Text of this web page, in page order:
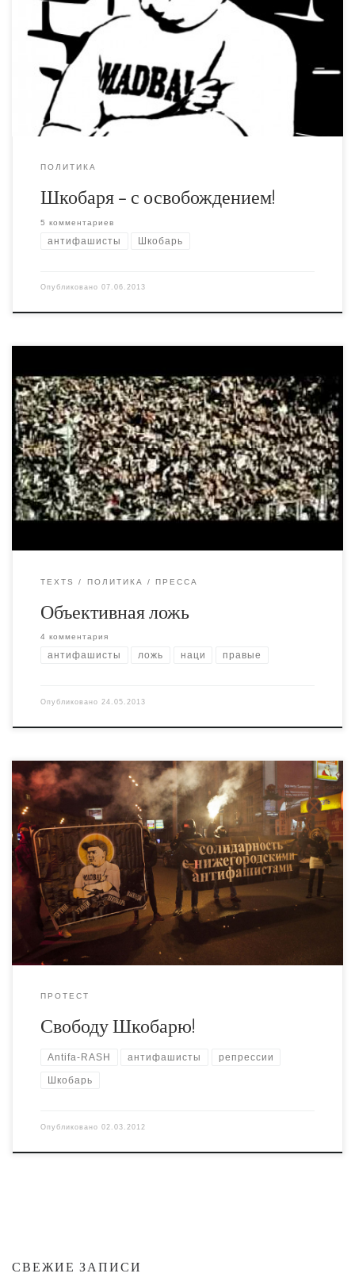
и он вышел из-под стражи. Ждём того же по
отношению к Сутуге, Гаскарову и всем, кто сидит в
тюрьмах по делу 6-го мая или другим аналогичным
эпизодам.
ПОЛИТИКА
Шкобаря – с освобождением!
5 комментариев
антифашисты Шкобарь
Опубликовано 07.06.2013
"Украинский Тиждень" держит высокую планку.
Журналист Александр Михельсон решил написать
статью в которой он приоткрыл роль неонацистов в
митинге 18-го. Если кто не знает, наци там были по обе
стороны баррикад:
TEXTS ПОЛИТИКА ПРЕССА
Объективная ложь
4 комментария
антифашисты ложь наци правые
Опубликовано 24.05.2013
Подробности акции –
http://tupikin.livejournal.com/634471.html На выборах 4-го
марта всем дорогим россиянам следует проголосовать
за Шкобаря. Если вы не найдёте соответствующей
кандидатуры в бюллетене – впишите! Простоплеер
ПРОТЕСТ
Свободу Шкобарю!
Antifa-RASH антифашисты репрессии
Шкобарь
Опубликовано 02.03.2012
СВЕЖИЕ ЗАПИСИ